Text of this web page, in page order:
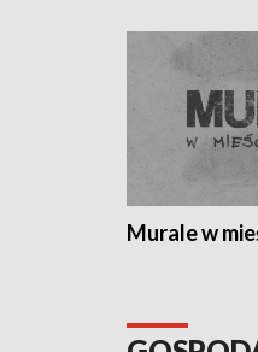
Murale w